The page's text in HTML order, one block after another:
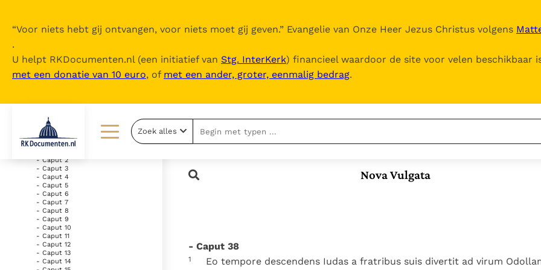
“Voor niets hebt gij ontvangen, voor niets moet gij geven.” Evangelie van Onze Heer Jezus Christus volgens
.
U helpt RKDocumenten.nl (een initiatief van Stg. InterKerk) financieel waardoor de site voor velen beschikbaar
met een donatie van 10 euro, of met een ander, groter, eenmalig bedrag.
Lezen
Documenten
Thema’s
Berichten
Over ons
Over RK Documenten
Nieuwsbrief
parel van Gods
Gods Koninkrijk
Het Vaticaan publiceert
toe
stad is zowel een gave
Zoek alles
Nova Vulgata
uitklappen
- Vetus Testamentum
- Liber Genesis
- Caput 2
- Caput 3
- Caput 4
- Caput 5
- Caput 6
- Caput 7
- Caput 8
- Caput 9
- Caput 10
- Caput 11
- Caput 12
- Caput 13
- Caput 14
- Caput 38
1
Eo tempore descendens Iudas a fratribus suis divertit ad virum